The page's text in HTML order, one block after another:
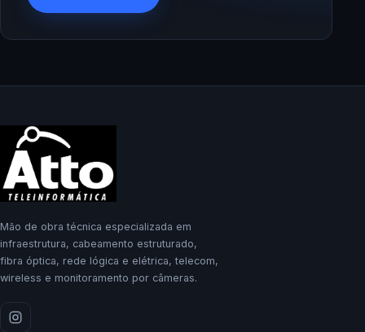
Mão de obra técnica especializada em
infraestrutura, cabeamento estruturado,
fibra óptica, rede lógica e elétrica, telecom,
wireless e monitoramento por câmeras.